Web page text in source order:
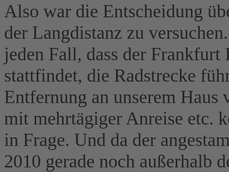
Also war die Entscheidung
der Langdistanz zu
jeden Fall, dass der
stattfindet, die Radstrecke
Entfernung an unserem
mit mehrtägiger Anreise etc.
in Frage. Und da der
2010 gerade noch außerhalb